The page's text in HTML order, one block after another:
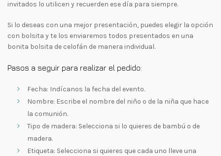
invitados lo utilicen y recuerden ese día para siempre.
Si lo deseas con una mejor presentación, puedes elegir la opción
con bolsita y te los enviaremos todos presentados en una
bonita bolsita de celofán de manera individual.
Pasos a seguir para realizar el pedido:
Fecha: Indícanos la fecha del evento.
Nombre: Escribe el nombre del niño o de la niña que hace
la comunión.
Tipo de madera: Selecciona si lo quieres de bambú o de
madera.
Etiqueta: Selecciona si quieres que cada uno lleve una